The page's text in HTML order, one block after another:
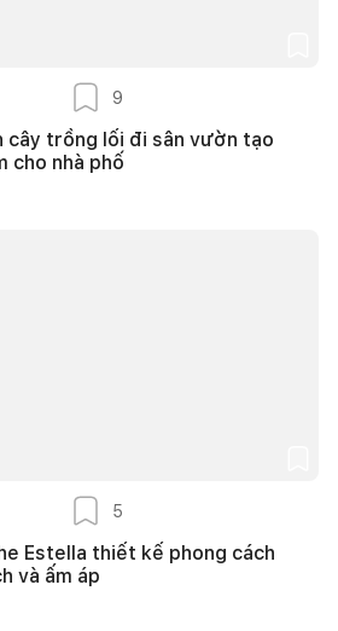
9
cây trồng lối đi sân vườn tạo
cho nhà phố
5
Estella thiết kế phong cách
và ấm áp